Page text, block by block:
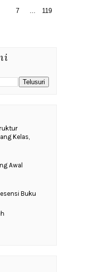
7 ... 119
Kelas,
Awal
Buku